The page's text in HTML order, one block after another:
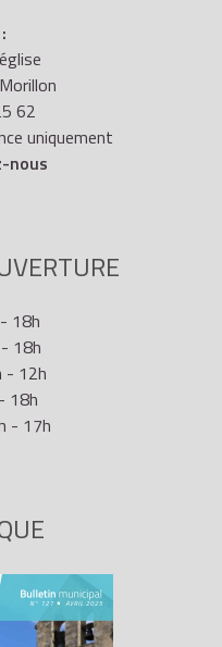
62
uniquement
nous
18h
18h
- 12h
18h
- 17h